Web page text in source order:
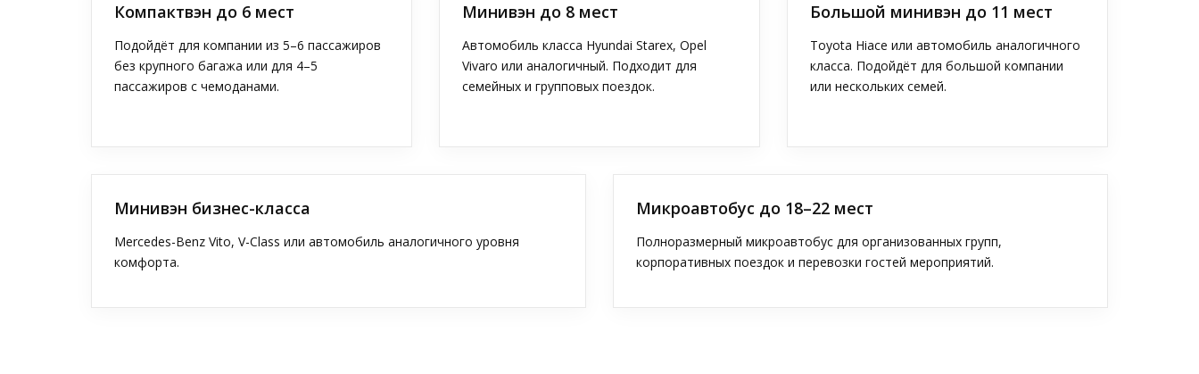
Компактвэн до 6 мест
Подойдёт для компании из 5–6 пассажиров
без крупного багажа или для 4–5
пассажиров с чемоданами.
Минивэн до 8 мест
Автомобиль класса Hyundai Starex, Opel
Vivaro или аналогичный. Подходит для
семейных и групповых поездок.
Большой минивэн до 11 мест
Toyota Hiace или автомобиль аналогичного
класса. Подойдёт для большой компании
или нескольких семей.
Минивэн бизнес-класса
Mercedes-Benz Vito, V-Class или автомобиль аналогичного уровня
комфорта.
Микроавтобус до 18–22 мест
Полноразмерный микроавтобус для организованных групп,
корпоративных поездок и перевозки гостей мероприятий.